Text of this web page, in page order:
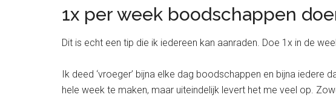
1x per week boodschappen
Dit is echt een tip die ik iedereen kan aanraden. Doe 1x in de
Ik deed ‘vroeger’ bijna elke dag boodschappen en bijna
hele week te maken, maar uiteindelijk levert het me veel op.